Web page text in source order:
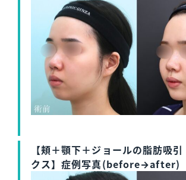
【頬＋顎下＋ジョールの脂肪吸
クス】症例写真(before→after)